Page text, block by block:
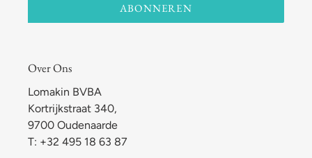
ABONNEREN
Over Ons
Lomakin BVBA
Kortrijkstraat 340,
9700 Oudenaarde
T: +32 495 18 63 87